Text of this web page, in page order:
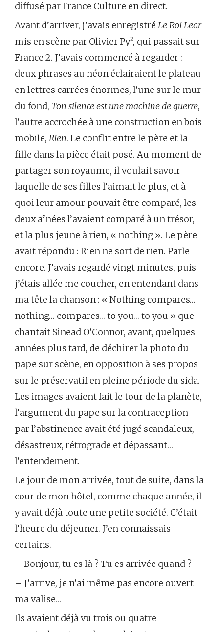
diffusé par France Culture en direct.
Avant d’arriver, j’avais enregistré Le Roi Lear
mis en scène par Olivier Py², qui passait sur
France 2. J’avais commencé à regarder :
deux phrases au néon éclairaient le plateau
en lettres carrées énormes, l’une sur le mur
du fond, Ton silence est une machine de guerre,
l’autre accrochée à une construction en bois
mobile, Rien. Le conflit entre le père et la
fille dans la pièce était posé. Au moment de
partager son royaume, il voulait savoir
laquelle de ses filles l’aimait le plus, et à
quoi leur amour pouvait être comparé, les
deux aînées l’avaient comparé à un trésor,
et la plus jeune à rien, « nothing ». Le père
avait répondu : Rien ne sort de rien. Parle
encore. J’avais regardé vingt minutes, puis
j’étais allée me coucher, en entendant dans
ma tête la chanson : « Nothing compares…
nothing… compares… to you… to you » que
chantait Sinead O’Connor, avant, quelques
années plus tard, de déchirer la photo du
pape sur scène, en opposition à ses propos
sur le préservatif en pleine période du sida.
Les images avaient fait le tour de la planète,
l’argument du pape sur la contraception
par l’abstinence avait été jugé scandaleux,
désastreux, rétrograde et dépassant…
l’entendement.
Le jour de mon arrivée, tout de suite, dans la
cour de mon hôtel, comme chaque année, il
y avait déjà toute une petite société. C’était
l’heure du déjeuner. J’en connaissais
certains.
– Bonjour, tu es là ? Tu es arrivée quand ?
– J’arrive, je n’ai même pas encore ouvert
ma valise…
Ils avaient déjà vu trois ou quatre